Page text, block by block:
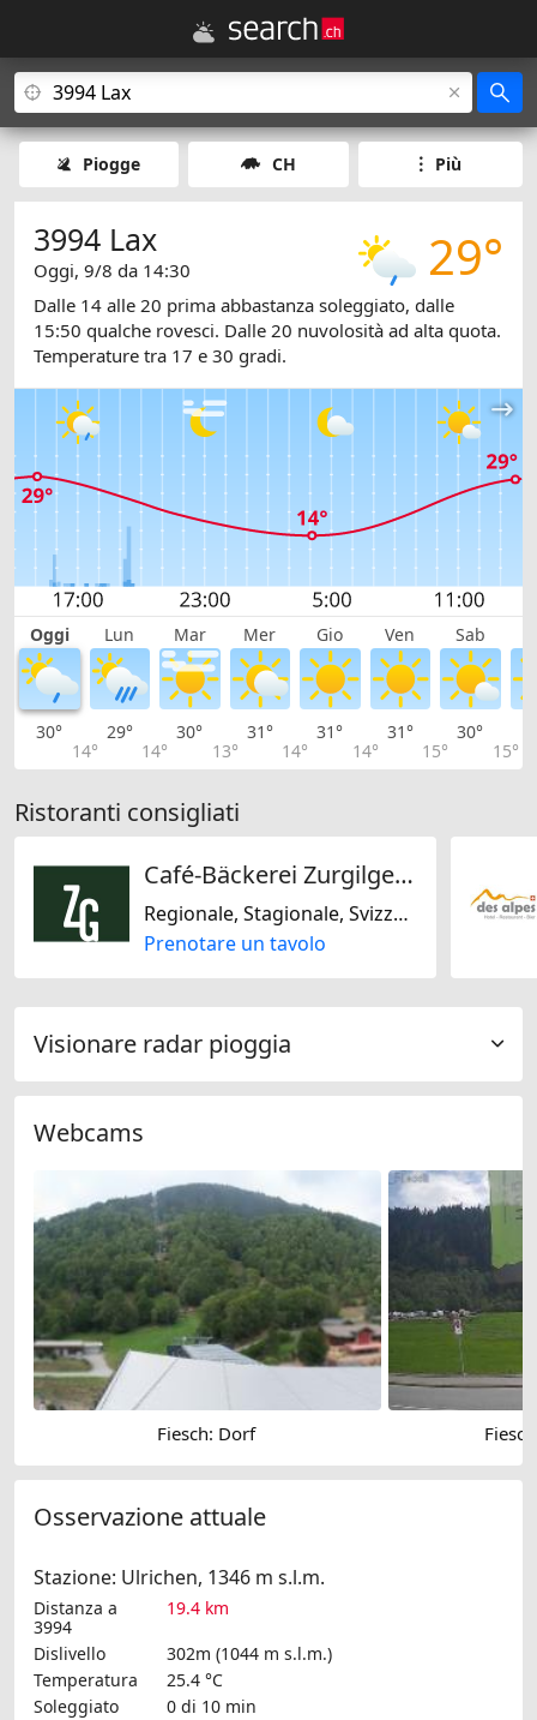
Piogge CH Più
29°
3994 Lax
Oggi, 9/8 da 14:30
Dalle 14 alle 20 prima abbastanza soleggiato, dalle
15:50 qualche rovesci. Dalle 20 nuvolosità ad alta quota.
Temperature tra 17 e 30 gradi.
Oggi Lun Mar Mer Gio Ven Sab
30°
14°
29°
14°
30°
13°
31°
14°
31°
14°
31°
15°
30°
15°
Ristoranti consigliati
Café-Bäckerei Zurgilgen AG
Regionale, Stagionale, Svizzera
Prenotare un tavolo
Visionare radar pioggia
Webcams
Fiesch: Dorf
Osservazione attuale
Stazione: Ulrichen, 1346 m s.l.m.
Distanza a
3994
19.4 km
Dislivello
302m (1044 m s.l.m.)
Temperatura
25.4 °C
Soleggiato
0 di 10 min